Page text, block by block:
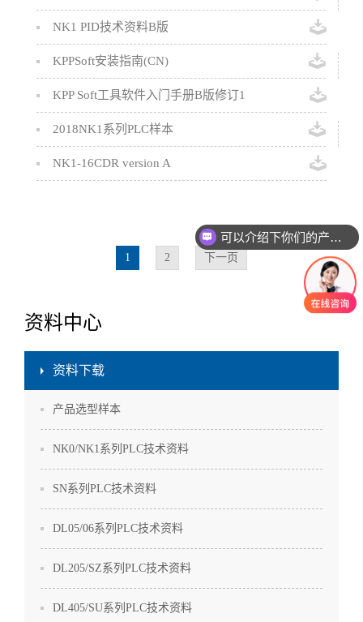
NK1 PID技术资料B版
KPPSoft安装指南(CN)
KPP Soft工具软件入门手册B版修订1
2018NK1系列PLC样本
NK1-16CDR version A
1 2 下一页
资料中心
资料下载
产品选型样本
NK0/NK1系列PLC技术资料
SN系列PLC技术资料
DL05/06系列PLC技术资料
DL205/SZ系列PLC技术资料
DL405/SU系列PLC技术资料
可以介绍下你们的产品么